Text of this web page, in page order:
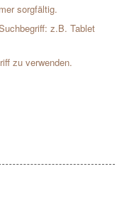
sorgfältig.
z.B. Tablet
zu verwenden.